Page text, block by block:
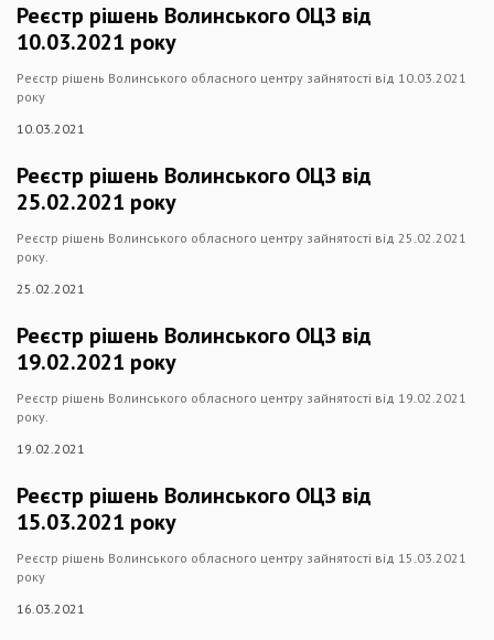
Реєстр рішень Волинського ОЦЗ від
10.03.2021 року
Реєстр рішень Волинського обласного центру зайнятості від 10.03.2021
року
10.03.2021
Реєстр рішень Волинського ОЦЗ від
25.02.2021 року
Реєстр рішень Волинського обласного центру зайнятості від 25.02.2021
року.
25.02.2021
Реєстр рішень Волинського ОЦЗ від
19.02.2021 року
Реєстр рішень Волинського обласного центру зайнятості від 19.02.2021
року.
19.02.2021
Реєстр рішень Волинського ОЦЗ від
15.03.2021 року
Реєстр рішень Волинського обласного центру зайнятості від 15.03.2021
року
16.03.2021